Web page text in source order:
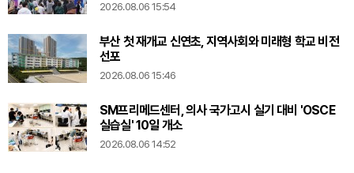
2026.08.06 15:54
부산 첫 재개교 신연초, 지역사회와 미래형 학교 비전
선포
2026.08.06 15:46
SM프리메드센터, 의사 국가고시 실기 대비 'OSCE
실습실' 10일 개소
2026.08.06 14:52